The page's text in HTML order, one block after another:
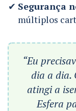
Segurança
múltiplos
“Eu
dia a dia.
atingi a
Esfera